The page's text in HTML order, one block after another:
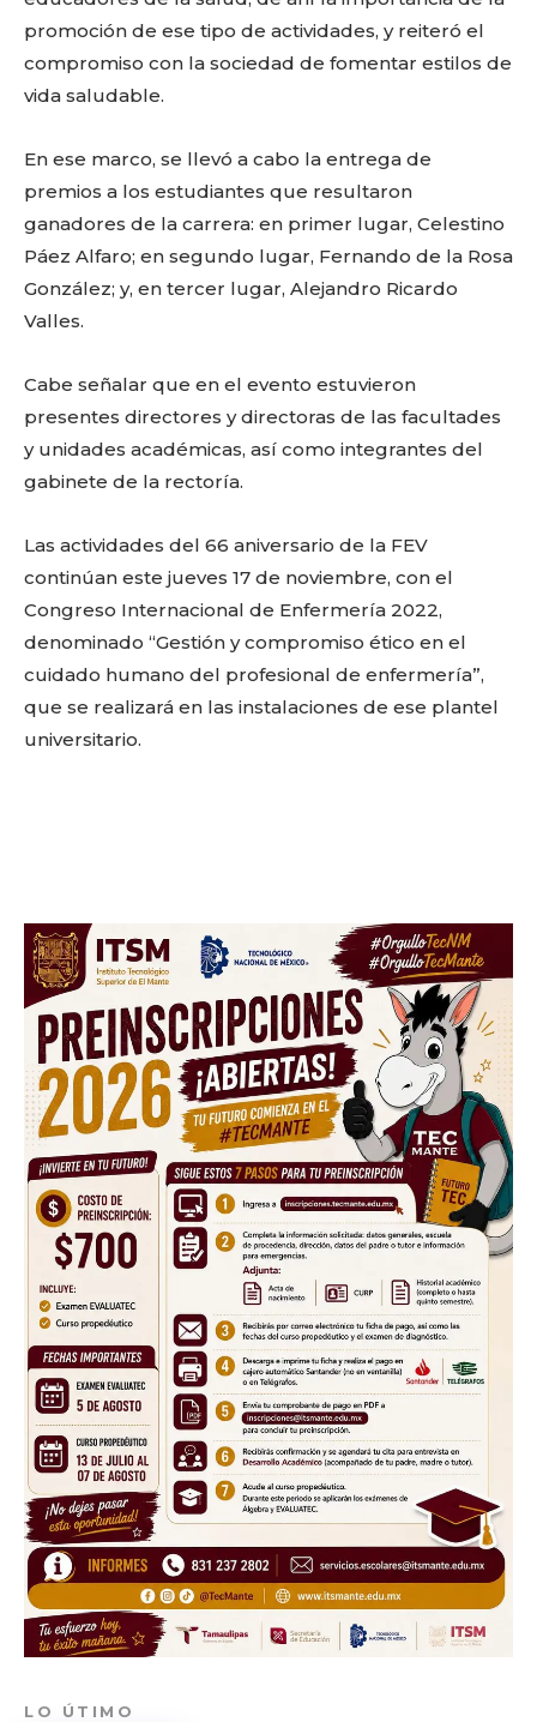
Facebook
Twitter
EmailWhatsApp
Copy
Link
Gmail
Telegram
out!
Sing up for our newsletter
to stay in the loop.
promoción de ese tipo de actividades, y reiteró el
compromiso con la sociedad de fomentar estilos de
vida saludable.
En ese marco, se llevó a cabo la entrega de
premios a los estudiantes que resultaron
ganadores de la carrera: en primer lugar, Celestino
Páez Alfaro; en segundo lugar, Fernando de la Rosa
González; y, en tercer lugar, Alejandro Ricardo
Valles.
Cabe señalar que en el evento estuvieron
presentes directores y directoras de las facultades
y unidades académicas, así como integrantes del
gabinete de la rectoría.
Las actividades del 66 aniversario de la FEV
continúan este jueves 17 de noviembre, con el
Congreso Internacional de Enfermería 2022,
denominado “Gestión y compromiso ético en el
cuidado humano del profesional de enfermería”,
que se realizará en las instalaciones de ese plantel
universitario.
LO ÚTIMO